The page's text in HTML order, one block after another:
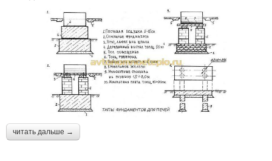
читать дальше →